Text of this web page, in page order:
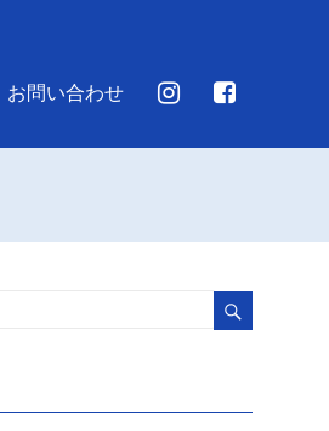
お問い合わせ